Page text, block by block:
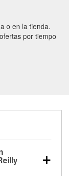
o en la tienda.
por tiempo